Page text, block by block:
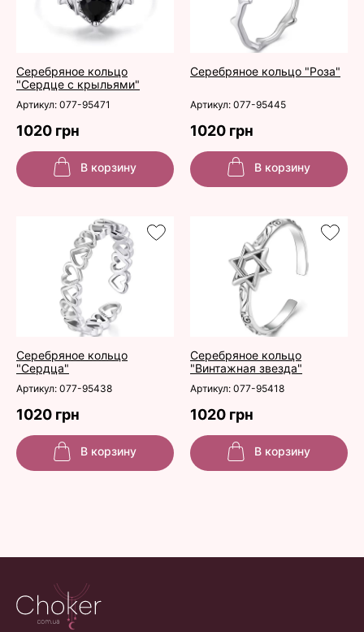
Серебряное кольцо
"Сердце с крыльями"
Серебряное кольцо "Роза"
Артикул: 077-95471 Артикул: 077-95445
1020 грн 1020 грн
В корзину В корзину
Серебряное кольцо
"Сердца"
Серебряное кольцо
"Винтажная звезда"
Артикул: 077-95438 Артикул: 077-95418
1020 грн 1020 грн
В корзину В корзину